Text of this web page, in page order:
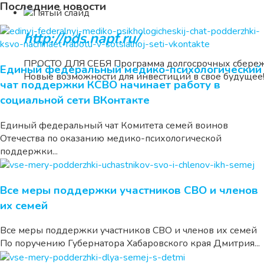
http://pds.napf.ru/
ПРОСТО ДЛЯ СЕБЯ Программа долгосрочных
Новые возможности для инвестиций в свое будущее!
Последние новости
Единый федеральный медико-психологический
чат поддержки КСВО начинает работу в
социальной сети ВКонтакте
Единый федеральный чат Комитета семей воинов
Отечества по оказанию медико-психологической
поддержки...
Все меры поддержки участников СВО и членов
их семей
Все меры поддержки участников СВО и членов их семей
По поручению Губернатора Хабаровского края Дмитрия...